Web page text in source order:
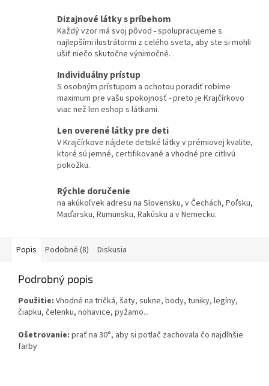
Dizajnové látky s príbehom
Každý vzor má svoj pôvod - spolupracujeme s
najlepšími ilustrátormi z celého sveta, aby ste si mohli
ušiť niečo skutočne výnimočné.
Individuálny prístup
S osobným prístupom a ochotou poradiť robíme
maximum pre vašu spokojnosť - preto je Krajčírkovo
viac než len eshop s látkami.
Len overené látky pre deti
V Krajčírkove nájdete detské látky v prémiovej kvalite,
ktoré sú jemné, certifikované a vhodné pre citlivú
pokožku.
Rýchle doručenie
na akúkoľvek adresu na Slovensku, v Čechách, Poľsku,
Maďarsku, Rumunsku, Rakúsku a v Nemecku.
Popis Podobné (8) Diskusia
Podrobný popis
Použitie: Vhodné na tričká, šaty, sukne, body, tuniky, legíny,
čiapku, čelenku, nohavice, pyžamo...
Ošetrovanie: prať na 30°, aby si potlač zachovala čo najdlhšie
farby